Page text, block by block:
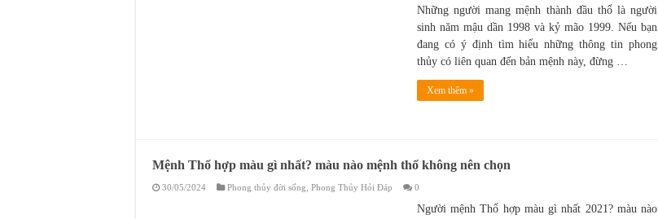
Những người mang mệnh thành đầu thổ là người
sinh năm mậu dần 1998 và kỷ mão 1999. Nếu bạn
đang có ý định tìm hiểu những thông tin phong
thủy có liên quan đến bản mệnh này, đừng …
Xem thêm »
Mệnh Thổ hợp màu gì nhất? màu nào mệnh thổ không nên chọn
30/05/2024 Phong thủy đời sống Phong Thủy Hỏi Đáp 0
Người mệnh Thổ hợp màu gì nhất 2021? màu nào